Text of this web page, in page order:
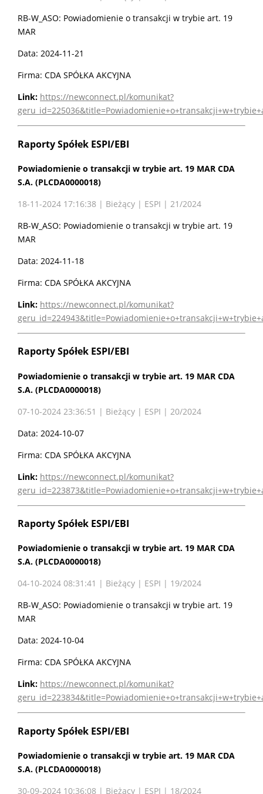
RB-W_ASO: Powiadomienie o transakcji w trybie art. 19
MAR
Data: 2024-11-21
Firma: CDA SPÓŁKA AKCYJNA
Link: https://newconnect.pl/komunikat?
Raporty Spółek ESPI/EBI
Powiadomienie o transakcji w trybie art. 19 MAR CDA
S.A. (PLCDA0000018)
18-11-2024 17:16:38 | Bieżący | ESPI | 21/2024
RB-W_ASO: Powiadomienie o transakcji w trybie art. 19
MAR
Data: 2024-11-18
Firma: CDA SPÓŁKA AKCYJNA
Link: https://newconnect.pl/komunikat?
Raporty Spółek ESPI/EBI
Powiadomienie o transakcji w trybie art. 19 MAR CDA
S.A. (PLCDA0000018)
07-10-2024 23:36:51 | Bieżący | ESPI | 20/2024
Data: 2024-10-07
Firma: CDA SPÓŁKA AKCYJNA
Link: https://newconnect.pl/komunikat?
Raporty Spółek ESPI/EBI
Powiadomienie o transakcji w trybie art. 19 MAR CDA
S.A. (PLCDA0000018)
04-10-2024 08:31:41 | Bieżący | ESPI | 19/2024
RB-W_ASO: Powiadomienie o transakcji w trybie art. 19
MAR
Data: 2024-10-04
Firma: CDA SPÓŁKA AKCYJNA
Link: https://newconnect.pl/komunikat?
Raporty Spółek ESPI/EBI
Powiadomienie o transakcji w trybie art. 19 MAR CDA
S.A. (PLCDA0000018)
30-09-2024 10:36:08 | Bieżący | ESPI | 18/2024